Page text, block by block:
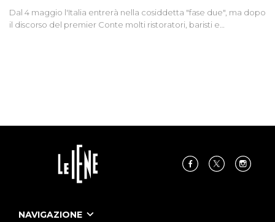
Dal 4 maggio l'Italia entrerà nella cosiddetta "fase due", ma dopo
il discorso del premier Conte molti ristoratori, baristi e
NAVIGAZIONE